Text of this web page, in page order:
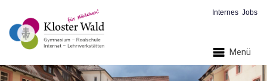
Internes Jobs
Menü